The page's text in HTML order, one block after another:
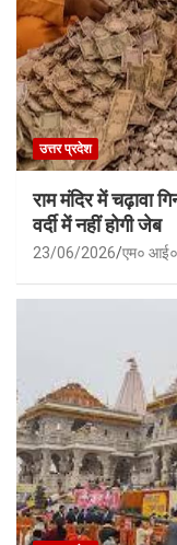
उत्तर प्रदेश
राम मंदिर में चढ़ावा
वर्दी में नहीं होगी जेब
23/06/2026 एम० आई०